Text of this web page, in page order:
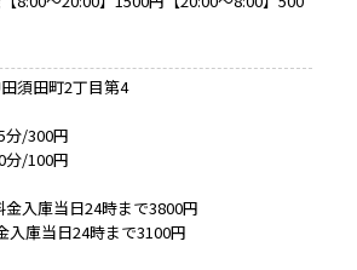
須田町2丁目第4
分/300円
分/100円
入庫当日24時まで3800円
入庫当日24時まで3100円